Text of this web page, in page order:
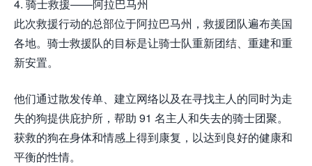
4. 骑士救援——阿拉巴马州
此次救援行动的总部位于阿拉巴马州，救援团队遍布美国
各地。骑士救援队的目标是让骑士队重新团结、重建和重
新安置。
他们通过散发传单、建立网络以及在寻找主人的同时为走
失的狗提供庇护所，帮助 91 名主人和失去的骑士团聚。
获救的狗在身体和情感上得到康复，以达到良好的健康和
平衡的性情。